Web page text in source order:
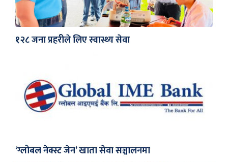
१२८ जना प्रहरीले लिए स्वास्थ्य सेवा
‘ग्लोबल नेक्स्ट जेन’ खाता सेवा सञ्चालनमा